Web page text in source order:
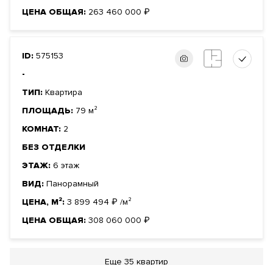
ЦЕНА ОБЩАЯ: 263 460 000 ₽
ID: 575153
-
ТИП: Квартира
ПЛОЩАДЬ: 79 м²
КОМНАТ: 2
БЕЗ ОТДЕЛКИ
ЭТАЖ: 6 этаж
ВИД: Панорамный
ЦЕНА, М²: 3 899 494 ₽ /м²
ЦЕНА ОБЩАЯ: 308 060 000 ₽
Еще 35 квартир